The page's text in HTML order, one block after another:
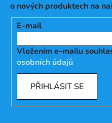
o nových produktech na
E-mail
Vložením e-mailu
osobních údajů
PŘIHLÁSIT SE